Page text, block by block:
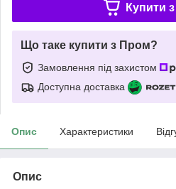
Купити з
Що таке купити з Пром?
Замовлення під захистом
Доступна доставка
Опис Характеристики
Опис